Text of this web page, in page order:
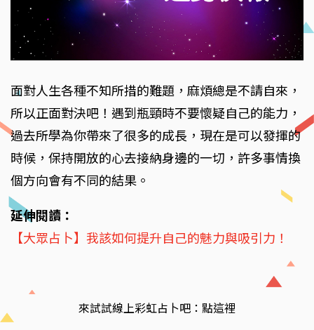
面對人生各種不知所措的難題，麻煩總是不請自來，
所以正面對決吧！遇到瓶頸時不要懷疑自己的能力，
過去所學為你帶來了很多的成長，現在是可以發揮的
時候，保持開放的心去接納身邊的一切，許多事情換
個方向會有不同的結果。
延伸閱讀：
【大眾占卜】我該如何提升自己的魅力與吸引力！
來試試線上彩虹占卜吧：點這裡